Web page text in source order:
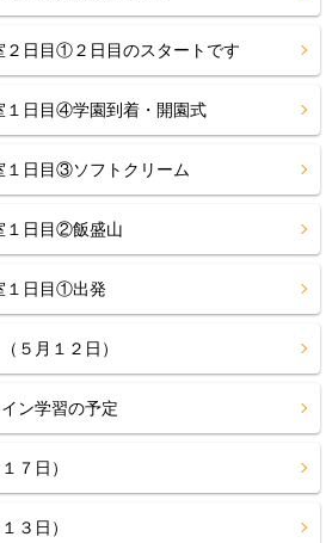
２日目①２日目のスタートです
１日目④学園到着・開園式
１日目③ソフトクリーム
１日目②飯盛山
１日目①出発
５月１２日）
ン学習の予定
７日）
３日）